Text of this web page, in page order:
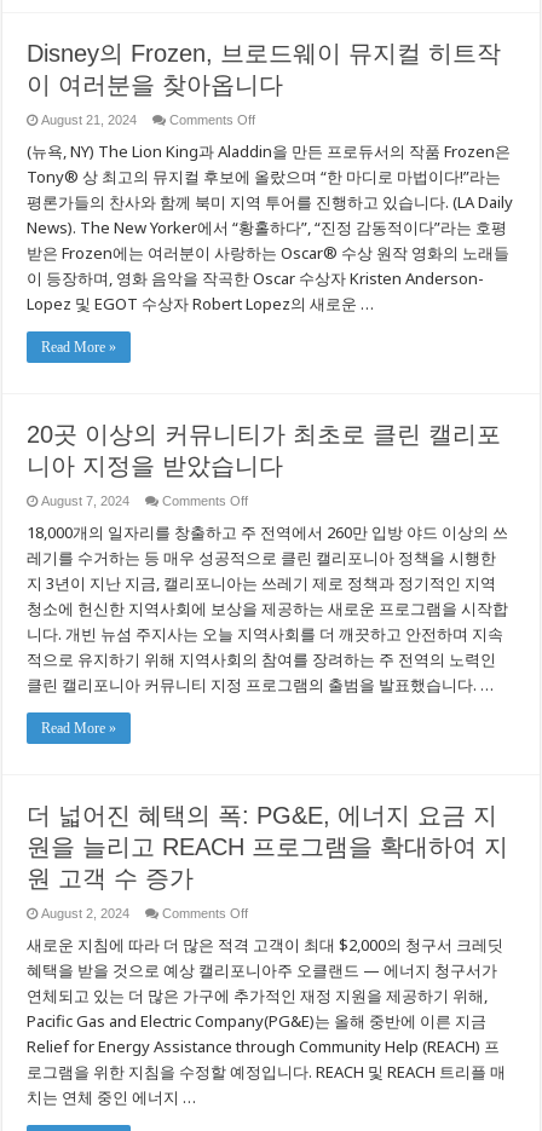
용
부
담
완
화
원
를
만
들
기
위
노
력
합
시
다
Disney의 Frozen, 브로드웨이 뮤지컬 히트작
이 여러분을 찾아옵니다
August 21, 2024 Comments Offon
의
브
로
웨
이
뮤
컬
분
을
찾
니
다
(뉴욕, NY) The Lion King과 Aladdin을 만든 프로듀서의 작품 Frozen은
Tony® 상 최고의 뮤지컬 후보에 올랐으며 “한 마디로 마법이다!”라는
평론가들의 찬사와 함께 북미 지역 투어를 진행하고 있습니다. (LA Daily
News). The New Yorker에서 “황홀하다”, “진정 감동적이다”라는 호평
받은 Frozen에는 여러분이 사랑하는 Oscar® 수상 원작 영화의 노래들
이 등장하며, 영화 음악을 작곡한 Oscar 수상자 Kristen Anderson-
Lopez 및 EGOT 수상자 Robert Lopez의 새로운 …
Read More »
20곳 이상의 커뮤니티가 최초로 클린 캘리포
니아 지정을 받았습니다
August 7, 2024 Comments Offon
곳
상
의
커
뮤
니
티
최
포
니
아
을
았
습
니
다
18,000개의 일자리를 창출하고 주 전역에서 260만 입방 야드 이상의 쓰
레기를 수거하는 등 매우 성공적으로 클린 캘리포니아 정책을 시행한
지 3년이 지난 지금, 캘리포니아는 쓰레기 제로 정책과 정기적인 지역
청소에 헌신한 지역사회에 보상을 제공하는 새로운 프로그램을 시작합
니다. 개빈 뉴섬 주지사는 오늘 지역사회를 더 깨끗하고 안전하며 지속
적으로 유지하기 위해 지역사회의 참여를 장려하는 주 전역의 노력인
클린 캘리포니아 커뮤니티 지정 프로그램의 출범을 발표했습니다. …
Read More »
더 넓어진 혜택의 폭: PG&E, 에너지 요금 지
원을 늘리고 REACH 프로그램을 확대하여 지
원 고객 수 증가
August 2, 2024 Comments Offon
넓
어
진
혜
택
폭:
PG&E,
새로운 지침에 따라 더 많은 적격 고객이 최대 $2,000의 청구서 크레딧
혜택을 받을 것으로 예상 캘리포니아주 오클랜드 — 에너지 청구서가
연체되고 있는 더 많은 가구에 추가적인 재정 지원을 제공하기 위해,
Pacific Gas and Electric Company(PG&E)는 올해 중반에 이른 지금
Relief for Energy Assistance through Community Help (REACH) 프
로그램을 위한 지침을 수정할 예정입니다. REACH 및 REACH 트리플 매
치는 연체 중인 에너지 …